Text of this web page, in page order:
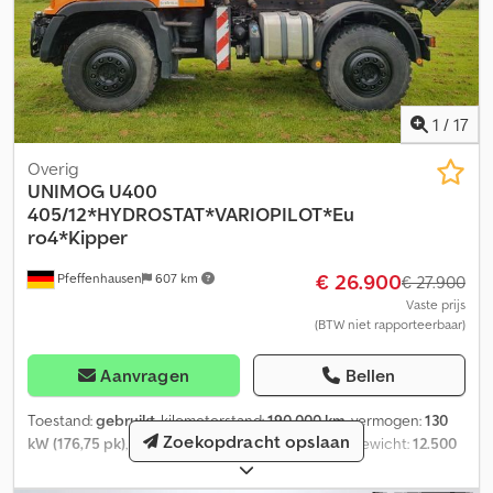
1 / 17
Pfeffenhausen 607 km
Overig
UNIMOG U400
405/12*HYDROSTAT*VARIOPILOT*Eu
ro4*Kipper
€ 26.900€ 27.900
Vaste prijs
(BTW niet rapporteerbaar)
Aanvragen Bellen
Toestand:gebruikt, kilometerstand:190.000 km, vermogen:130
kW (176,75 pk), eerste registratie:10/2006, totaalgewicht:12.500
, brandstoftype:diesel, kleur:oranje, soort overbrenging:
Zoekopdracht opslaan